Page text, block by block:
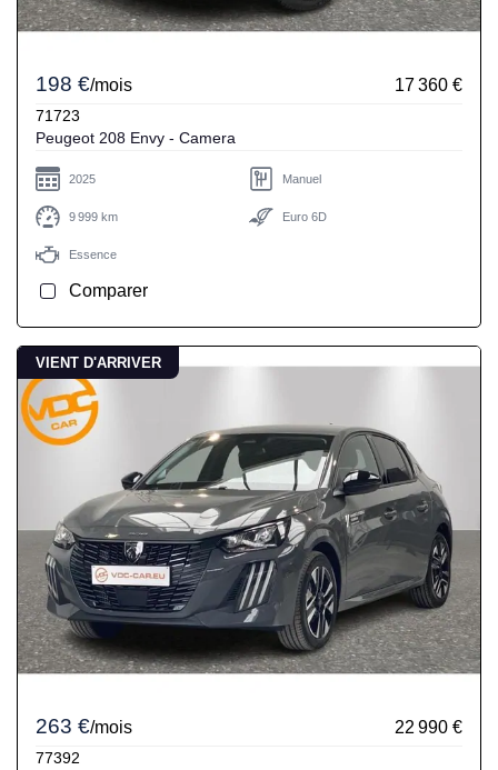
198 €/mois 17 360 €
71723
Peugeot 208 Envy - Camera
2025 Manuel
9 999 km Euro 6D
Essence
Comparer
VIENT D'ARRIVER
263 €/mois 22 990 €
77392